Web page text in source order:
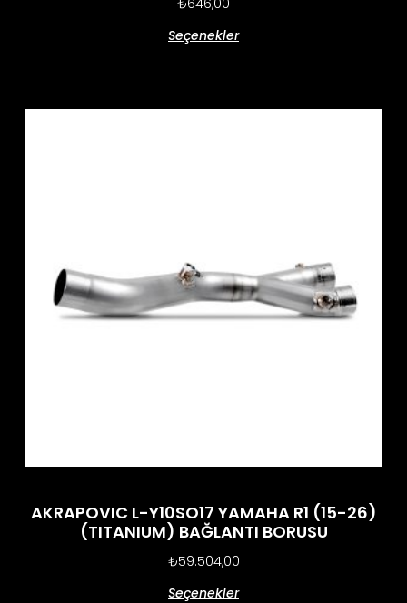
Seçenekler
AKRAPOVIC L-Y10SO17 YAMAHA R1 (15-26)
(TITANIUM) BAĞLANTI BORUSU
₺59.504,00
Seçenekler